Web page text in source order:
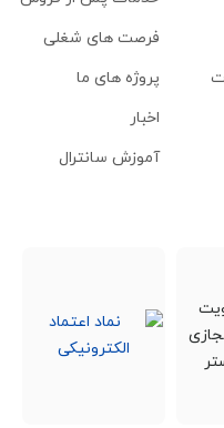
فرصت های شغلی
پروژه های ما
اخبار
آموزش سانترال